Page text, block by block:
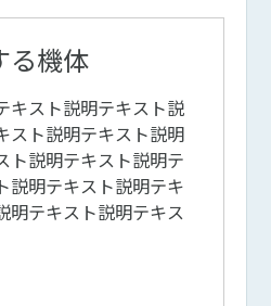
る機体
キスト説明テキスト説
スト説明テキスト説明
ト説明テキスト説明テ
説明テキスト説明テキ
明テキスト説明テキス